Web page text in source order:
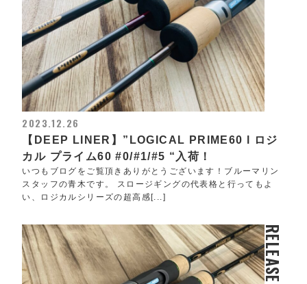
2023.12.26
【DEEP LINER】”LOGICAL PRIME60 l ロジ
カル プライム60 #0/#1/#5 “入荷！
いつもブログをご覧頂きありがとうございます！ブルーマリン
スタッフの青木です。 スロージギングの代表格と行ってもよ
い、ロジカルシリーズの超高感[...]
RELEASE